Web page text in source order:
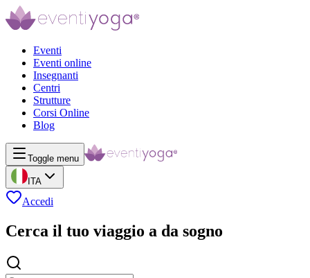
Eventi
Eventi online
Insegnanti
Centri
Strutture
Corsi Online
Blog
Toggle menu
ITA
Accedi
Cerca il tuo viaggio a da sogno